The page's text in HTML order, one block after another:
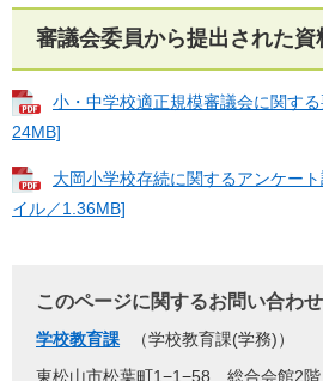
審議会委員から提出された資
小・中学校適正規模審議会に関す
24MB]
大岡小学校存続に関するアンケー
イル／1.36MB]
このページに関するお問い合わせ
学校教育課
学校教育課(学務)
東松山市松葉町1−1−58 総合会館2階